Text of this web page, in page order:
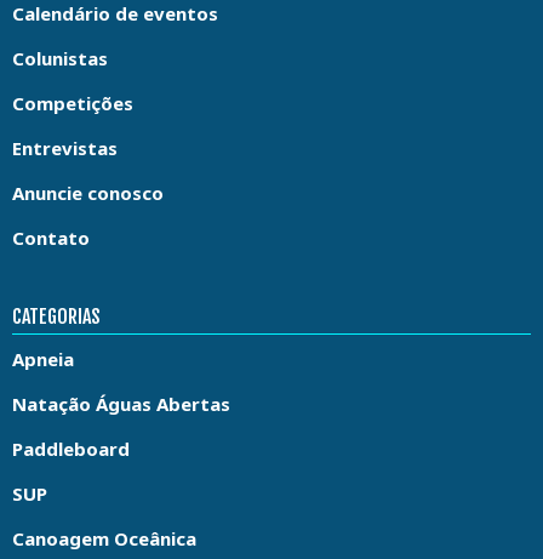
Calendário de eventos
Colunistas
Competições
Entrevistas
Anuncie conosco
Contato
CATEGORIAS
Apneia
Natação Águas Abertas
Paddleboard
SUP
Canoagem Oceânica